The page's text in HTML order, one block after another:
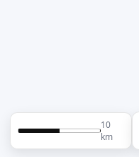
10
km